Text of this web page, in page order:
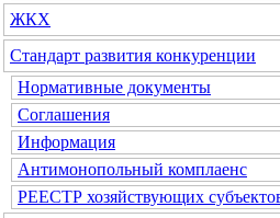
ЖКХ
Стандарт развития конкуренции
Нормативные документы
Соглашения
Информация
Антимонопольный комплаенс
РЕЕСТР хозяйствующих